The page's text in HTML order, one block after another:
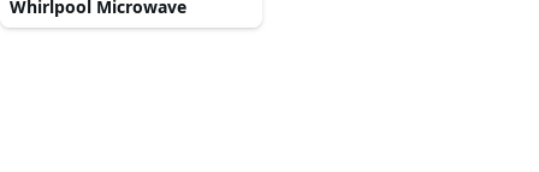
Whirlpool Microwave